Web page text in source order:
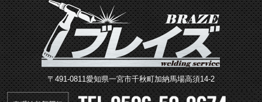
〒491-0811愛知県一宮市千秋町加納馬場高須14-2